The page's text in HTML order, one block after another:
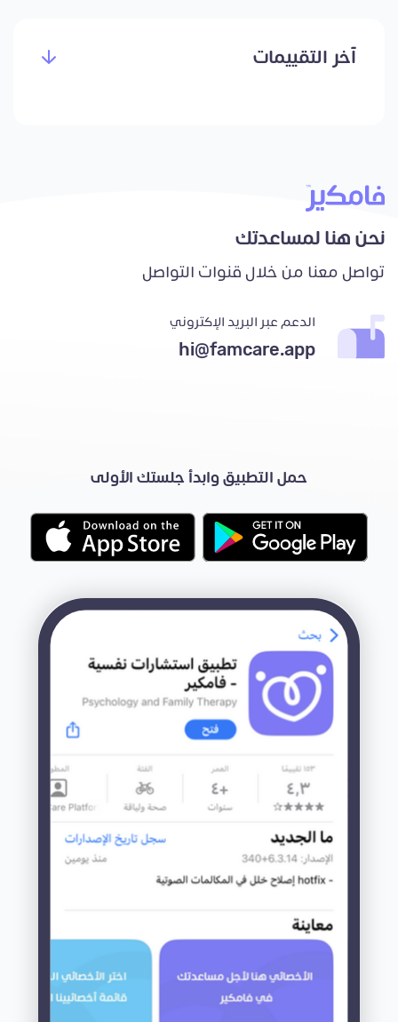
آخر التقييمات
نحن هنا لمساعدتك
تواصل معنا من خلال قنوات التواصل
الدعم عبر البريد الإكتروني
hi@famcare.app
حمل التطبيق وابدأ جلستك الأولى